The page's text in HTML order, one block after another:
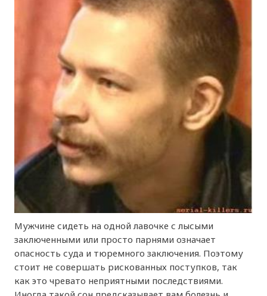
Мужчине сидеть на одной лавочке с лысыми
заключенными или просто парнями означает
опасность суда и тюремного заключения. Поэтому
стоит не совершать рискованных поступков, так
как это чревато неприятными последствиями.